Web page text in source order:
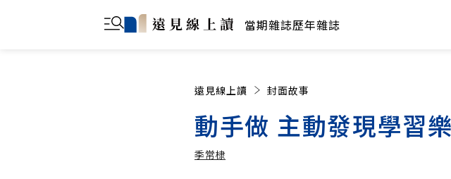
當期雜誌歷年雜誌
遠見線上讀 封面故事
動手做 主動發現學習
季常棣